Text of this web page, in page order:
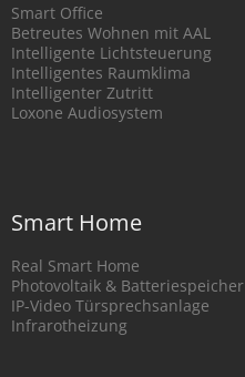
Smart Office
Betreutes Wohnen mit AAL
Intelligente Lichtsteuerung
Intelligentes Raumklima
Intelligenter Zutritt
Loxone Audiosystem
Smart Home
Real Smart Home
Photovoltaik & Batteriespeicher
IP-Video Türsprechsanlage
Infrarotheizung